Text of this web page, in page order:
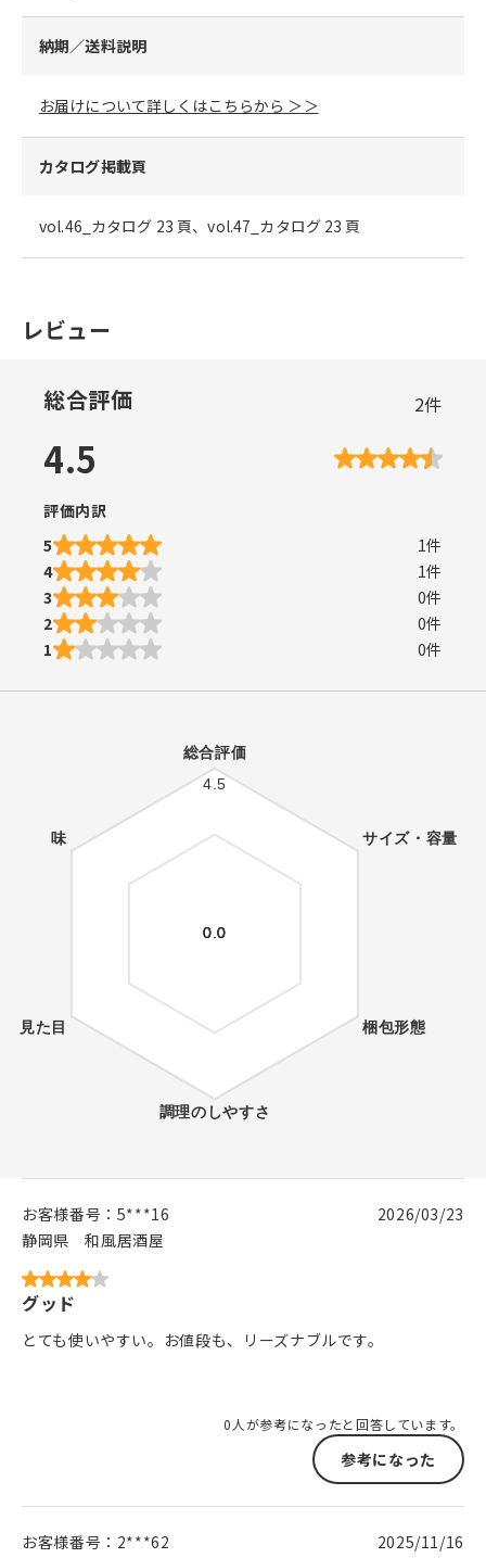
納期／送料説明
お届けについて詳しくはこちらから ＞＞
カタログ掲載頁
vol.46_カタログ 23 頁、vol.47_カタログ 23 頁
レビュー
総合評価 2件
4.5
評価内訳
5
1件
4
1件
3
0件
2
0件
1
0件
お客様番号： 5***16
静岡県
和風居酒屋
2026/03/23
グッド
とても使いやすい。お値段も、リーズナブルです。
0人が参考になったと回答しています。
参考になった
お客様番号： 2***62
2025/11/16